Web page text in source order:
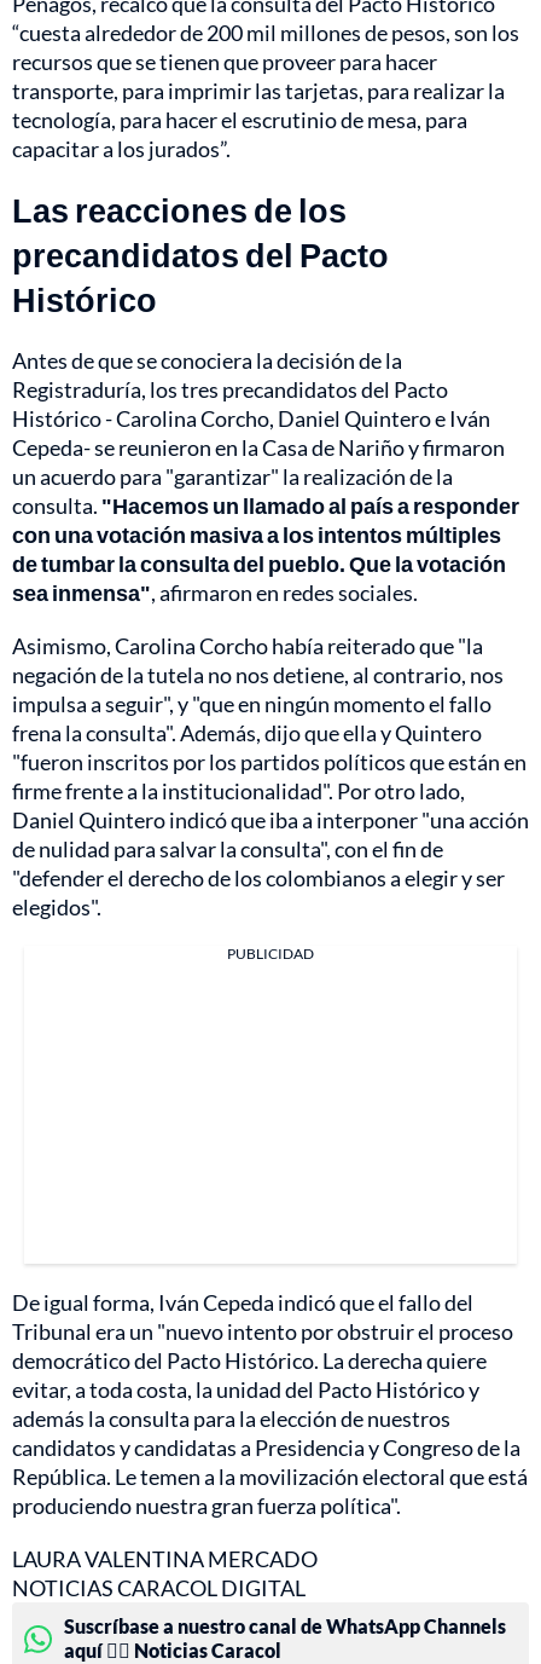
“cuesta alrededor de 200 mil millones de pesos, son los
recursos que se tienen que proveer para hacer
transporte, para imprimir las tarjetas, para realizar la
tecnología, para hacer el escrutinio de mesa, para
capacitar a los jurados”.
Las reacciones de los
precandidatos del Pacto
Histórico
Antes de que se conociera la decisión de la
Registraduría, los tres precandidatos del Pacto
Histórico - Carolina Corcho, Daniel Quintero e Iván
Cepeda- se reunieron en la Casa de Nariño y firmaron
un acuerdo para "garantizar" la realización de la
consulta. "Hacemos un llamado al país a responder
con una votación masiva a los intentos múltiples
de tumbar la consulta del pueblo. Que la votación
sea inmensa", afirmaron en redes sociales.
Asimismo, Carolina Corcho había reiterado que "la
negación de la tutela no nos detiene, al contrario, nos
impulsa a seguir", y "que en ningún momento el fallo
frena la consulta". Además, dijo que ella y Quintero
"fueron inscritos por los partidos políticos que están en
firme frente a la institucionalidad". Por otro lado,
Daniel Quintero indicó que iba a interponer "una acción
de nulidad para salvar la consulta", con el fin de
"defender el derecho de los colombianos a elegir y ser
elegidos".
PUBLICIDAD
De igual forma, Iván Cepeda indicó que el fallo del
Tribunal era un "nuevo intento por obstruir el proceso
democrático del Pacto Histórico. La derecha quiere
evitar, a toda costa, la unidad del Pacto Histórico y
además la consulta para la elección de nuestros
candidatos y candidatas a Presidencia y Congreso de la
República. Le temen a la movilización electoral que está
produciendo nuestra gran fuerza política".
LAURA VALENTINA MERCADO
NOTICIAS CARACOL DIGITAL
Suscríbase a nuestro canal de WhatsApp Channels
aquí 👉🏻 Noticias Caracol